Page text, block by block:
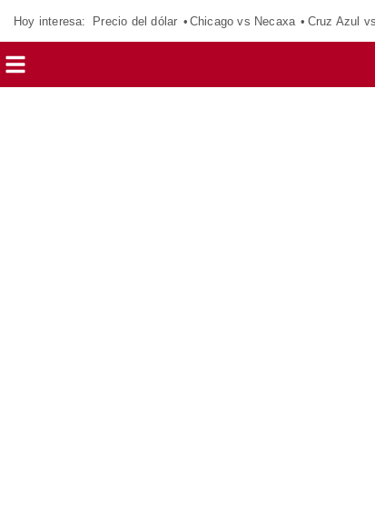
Hoy interesa: Precio del dólar Chicago vs Necaxa Cruz Azul